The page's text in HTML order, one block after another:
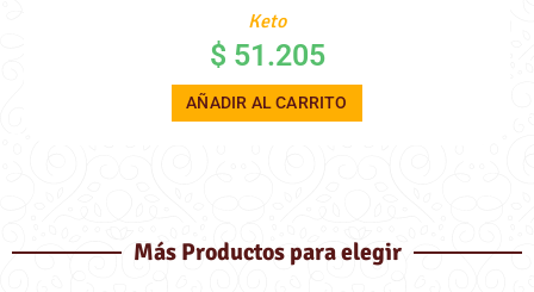
Keto
$ 51.205
AÑADIR AL CARRITO
Más Productos para elegir